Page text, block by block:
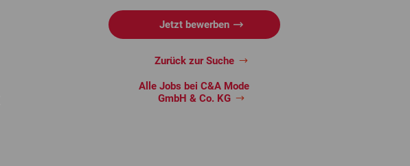
Jetzt bewerben
Zurück zur Suche
Alle Jobs bei C&A Mode
GmbH & Co. KG